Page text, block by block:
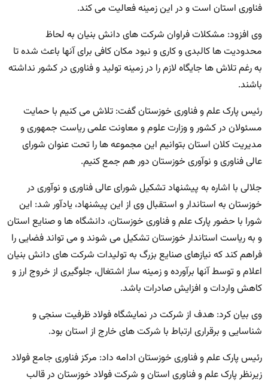
فناوری استان است و در این زمینه فعالیت می کند.
وی افزود: مشکلات فراوان شرکت های دانش بنیان به لحاظ
محدودیت ها کالبدی و کاری و نبود مکان کافی برای آنها باعث شده تا
به رغم تلاش ها جایگاه لازم را در زمینه تولید و فناوری در کشور نداشته
باشند.
رئیس پارک علم و فناوری خوزستان گفت: تلاش می کنیم با حمایت
مسئولان در کشور و وزارت علوم و معاونت علمی ریاست جمهوری و
مدیریت کلان استان بتوانیم این مجموعه ها را تحت عنوان شورای
عالی فناوری و نوآوری خوزستان دور هم جمع کنیم.
جلالی با اشاره به پیشنهاد تشکیل شورای عالی فناوری و نوآوری در
خوزستان به استاندار و استقبال وی از این پیشنهاد، یادآور شد: این
شورا با حضور پارک علم و فناوری خوزستان، دانشگاه ها و صنایع استان
و به ریاست استاندار خوزستان تشکیل می شوند و می تواند فضایی را
فراهم کند که نیازهای صنایع بزرگ به تولیدات شرکت های دانش بنیان
اعلام و توسط آنها برآورده و زمینه ساز اشتغال، جلوگیری از خروج ارز و
کاهش واردات و افزایش صادرات باشد.
وی بیان کرد: هدف از شرکت در نمایشگاه فولاد ظرفیت سنجی و
شناسایی و برقراری ارتباط با شرکت های خارج از استان بود.
رئیس پارک علم و فناوری خوزستان ادامه داد: مرکز فناوری جامع فولاد
زیرنظر پارک علم و فناوری استان و شرکت فولاد خوزستان در قالب